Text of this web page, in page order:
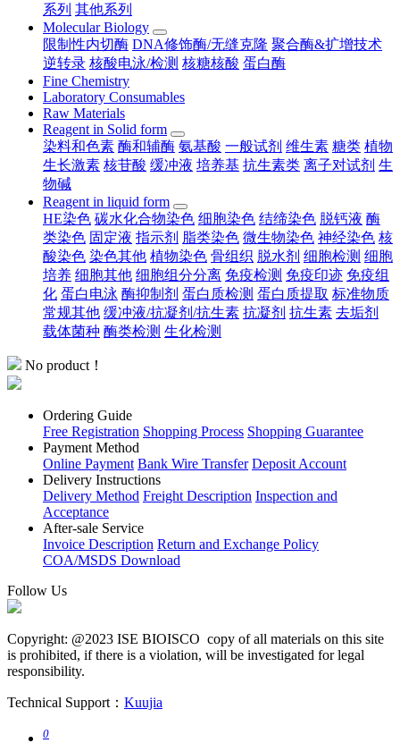
系列 其他系列
Molecular Biology
限制性内切酶 DNA修饰酶/无缝克隆 聚合酶&扩增技术
逆转录 核酸电泳/检测 核糖核酸 蛋白酶
Fine Chemistry
Laboratory Consumables
Raw Materials
Reagent in Solid form
染料和色素 酶和辅酶 氨基酸 一般试剂 维生素 糖类 植物
生长激素 核苷酸 缓冲液 培养基 抗生素类 离子对试剂 生
物碱
Reagent in liquid form
HE染色 碳水化合物染色 细胞染色 结缔染色 脱钙液 酶
类染色 固定液 指示剂 脂类染色 微生物染色 神经染色 核
酸染色 染色其他 植物染色 骨组织 脱水剂 细胞检测 细胞
培养 细胞其他 细胞组分分离 免疫检测 免疫印迹 免疫组
化 蛋白电泳 酶抑制剂 蛋白质检测 蛋白质提取 标准物质
常规其他 缓冲液/抗凝剂/抗生素 抗凝剂 抗生素 去垢剂
载体菌种 酶类检测 生化检测
No product！
Ordering Guide
Free Registration Shopping Process Shopping Guarantee
Payment Method
Online Payment Bank Wire Transfer Deposit Account
Delivery Instructions
Delivery Method Freight Description Inspection and
Acceptance
After-sale Service
Invoice Description Return and Exchange Policy
COA/MSDS Download
Follow Us
Copyright: @2023 ISE BIOISCO copy of all materials on this site
is prohibited, if there is a violation, will be investigated for legal
responsibility.
Technical Support： Kuujia
0